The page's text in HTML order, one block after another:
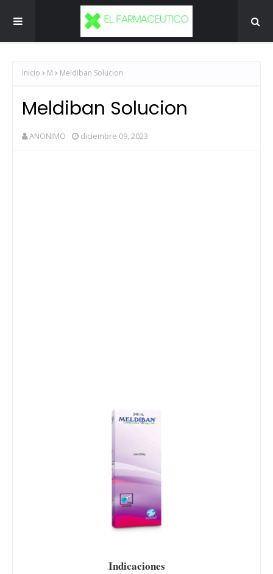
Inicio M Meldiban Solucion
Meldiban Solucion
ANONIMO diciembre 09, 2023
Indicaciones